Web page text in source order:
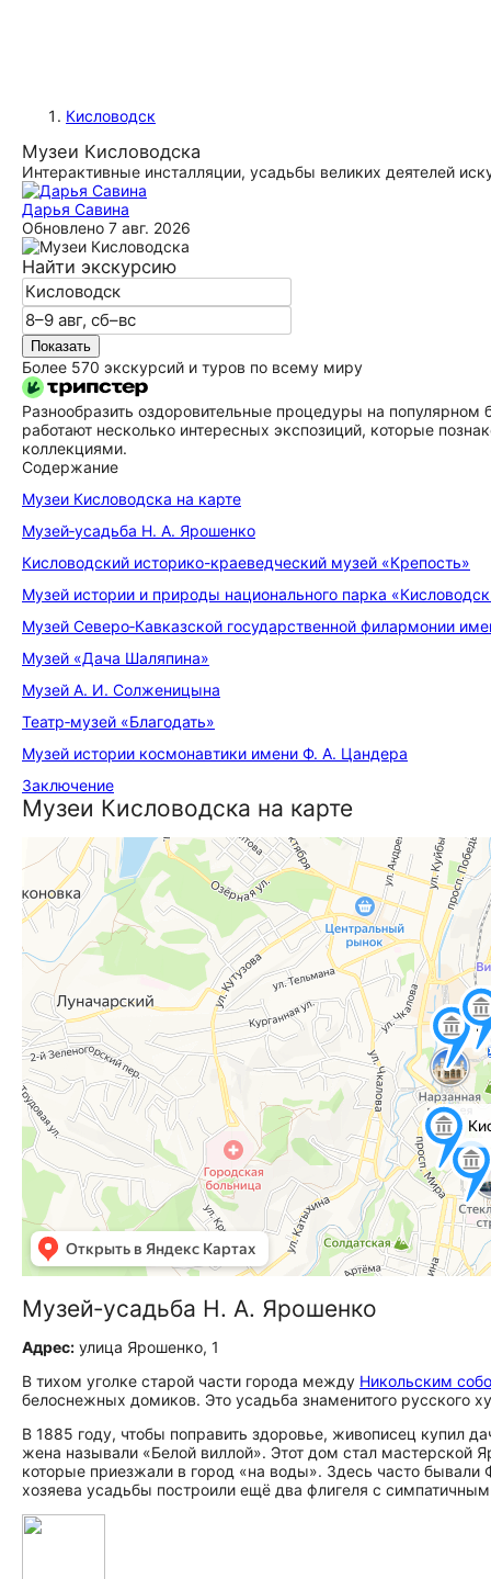
Кисловодск
Музеи Кисловодска
Интерактивные инсталляции, усадьбы великих деятелей
Дарья Савина
Обновлено 7 авг. 2026
Найти экскурсию
Показать
Более 570 экскурсий и туров по всему миру
Разнообразить оздоровительные процедуры на
работают несколько интересных экспозиций, которые
коллекциями.
Содержание
Музеи Кисловодска на карте
Музей‑усадьба Н. А. Ярошенко
Кисловодский историко-краеведческий музей «Крепость»
Музей истории и природы национального парка
Музей Северо‑Кавказской государственной филармонии
Музей «Дача Шаляпина»
Музей А. И. Солженицына
Театр‑музей «Благодать»
Музей истории космонавтики имени Ф. А. Цандера
Заключение
Музеи Кисловодска на карте
Музей‑усадьба Н. А. Ярошенко
Адрес: улица Ярошенко, 1
В тихом уголке старой части города между Никольским
белоснежных домиков. Это усадьба знаменитого русского
В 1885 году, чтобы поправить здоровье, живописец купил
жена называли «Белой виллой». Этот дом стал мастерской
которые приезжали в город «на воды». Здесь часто
хозяева усадьбы построили ещё два флигеля с